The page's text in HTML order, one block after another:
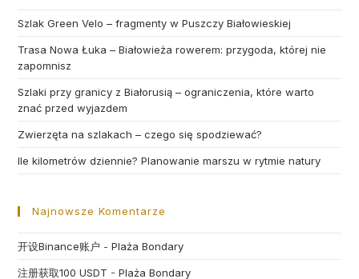
Szlak Green Velo – fragmenty w Puszczy Białowieskiej
Trasa Nowa Łuka – Białowieża rowerem: przygoda, której nie
zapomnisz
Szlaki przy granicy z Białorusią – ograniczenia, które warto
znać przed wyjazdem
Zwierzęta na szlakach – czego się spodziewać?
Ile kilometrów dziennie? Planowanie marszu w rytmie natury
Najnowsze Komentarze
开设Binance账户 -Plaża Bondary
注册获取100 USDT -Plaża Bondary